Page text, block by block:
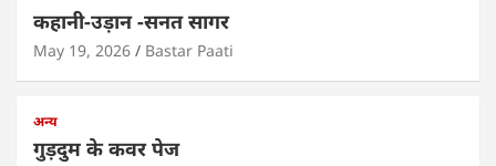
कहानी-उड़ान -सनत सागर
May 19, 2026 Bastar Paati
अन्य
गुड़दुम के कवर पेज